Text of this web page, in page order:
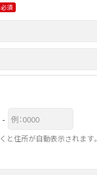
必須
-
住所が自動表示されます。